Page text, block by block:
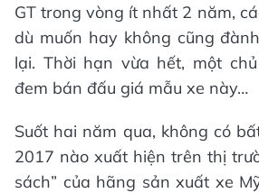
GT trong vòng ít nhất 2 năm,
dù muốn hay không cũng
lại. Thời hạn vừa hết, một
đem bán đấu giá mẫu xe này…
Suốt hai năm qua, không có
2017 nào xuất hiện trên thị
sách” của hãng sản xuất xe